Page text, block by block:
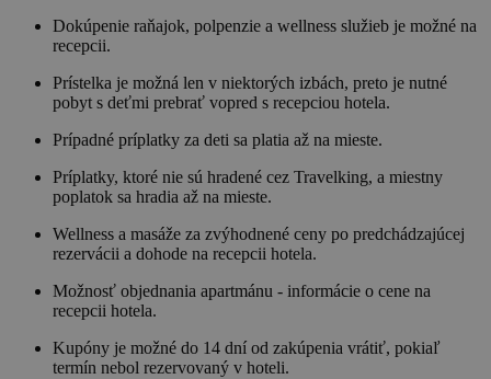
Dokúpenie raňajok, polpenzie a wellness služieb je možné na
recepcii.
Prístelka je možná len v niektorých izbách, preto je nutné
pobyt s deťmi prebrať vopred s recepciou hotela.
Prípadné príplatky za deti sa platia až na mieste.
Príplatky, ktoré nie sú hradené cez Travelking, a miestny
poplatok sa hradia až na mieste.
Wellness a masáže za zvýhodnené ceny po predchádzajúcej
rezervácii a dohode na recepcii hotela.
Možnosť objednania apartmánu - informácie o cene na
recepcii hotela.
Kupóny je možné do 14 dní od zakúpenia vrátiť, pokiaľ
termín nebol rezervovaný v hoteli.